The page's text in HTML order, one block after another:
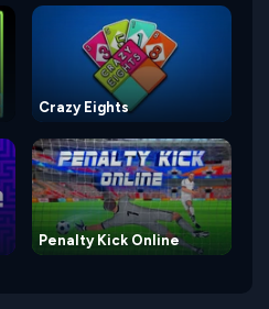
Crazy Eights
Penalty Kick Online